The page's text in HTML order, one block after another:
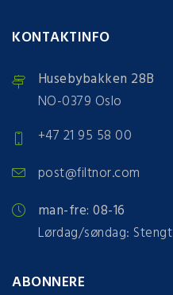
KONTAKTINFO
Husebybakken 28B
NO-0379 Oslo
+47 21 95 58 00
post@filtnor.com
man-fre: 08-16
Lørdag/søndag: Stengt
ABONNERE